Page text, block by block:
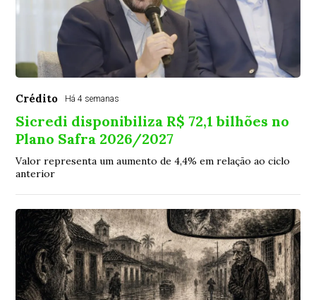
Crédito Há 4 semanas
Sicredi disponibiliza R$ 72,1 bilhões no
Plano Safra 2026/2027
Valor representa um aumento de 4,4% em relação ao ciclo
anterior